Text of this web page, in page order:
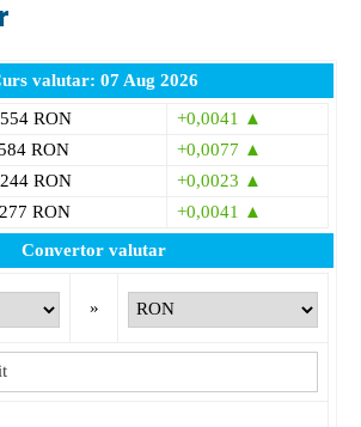
valutar: 07 Aug 2026
RON
+0,0041 ▲
RON
+0,0077 ▲
RON
+0,0023 ▲
RON
+0,0041 ▲
Convertor valutar
»